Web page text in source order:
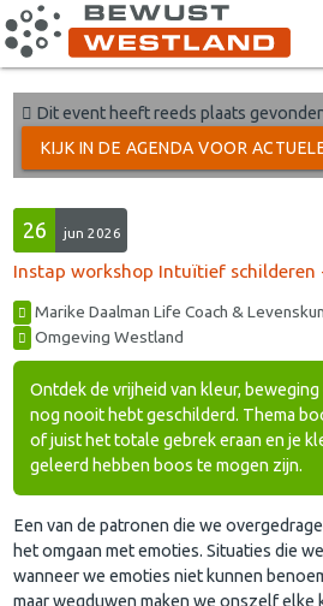
Dit event heeft reeds plaats
KIJK IN DE AGENDA VOOR
26 jun 2026
Instap workshop Intuïtief schilderen
Marike Daalman Life Coach &
Omgeving Westland
Ontdek de vrijheid van kleur,
nog nooit hebt geschilderd. Thema
of juist het totale gebrek eraan en je
geleerd hebben boos te mogen zijn.
Een van de patronen die we
het omgaan met emoties. Situaties die
wanneer we emoties niet kunnen
maar wegduwen maken we onszelf elke